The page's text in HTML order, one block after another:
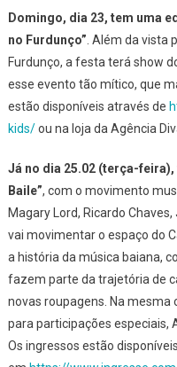
Domingo, dia 23, tem uma
no Furdunço”. Além da vista
Furdunço, a festa terá show
esse evento tão mítico, que
estão disponíveis através de
kids/ou na loja da Agência
Já no dia 25.02 (terça-
Baile”, com o movimento
Magary Lord, Ricardo
vai movimentar o espaço do
a história da música baiana,
fazem parte da trajetória de
novas roupagens. Na mesma
para participações especiais,
Os ingressos estão disponíveis